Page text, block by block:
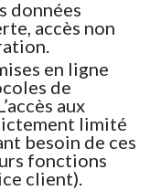
données
accès non
en ligne
de
aux
limité
besoin de ces
fonctions
client).